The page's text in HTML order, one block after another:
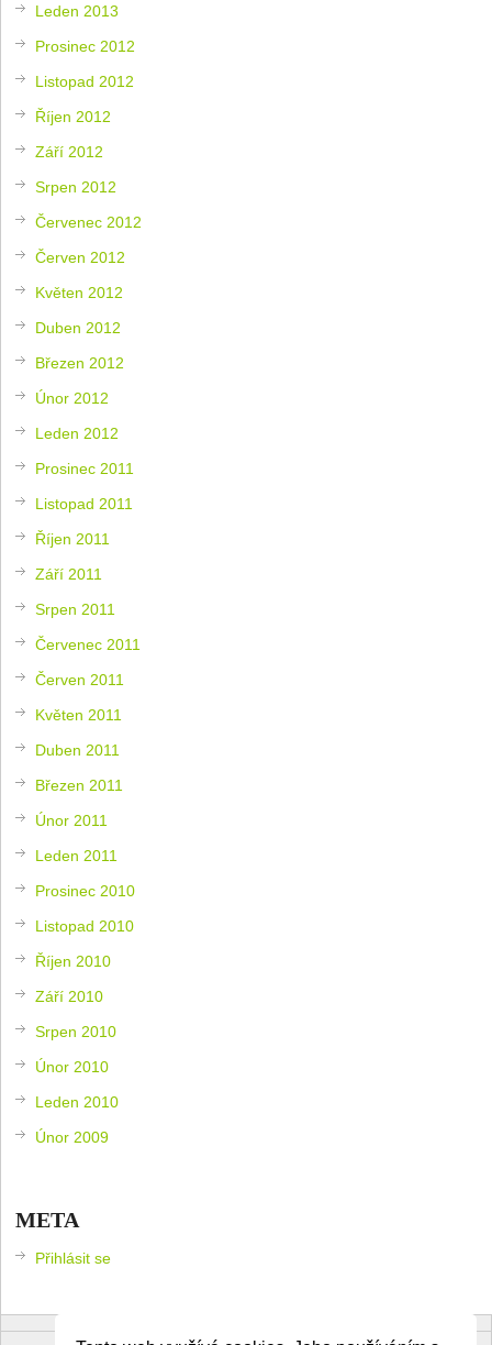
Leden 2013
Prosinec 2012
Listopad 2012
Říjen 2012
Září 2012
Srpen 2012
Červenec 2012
Červen 2012
Květen 2012
Duben 2012
Březen 2012
Únor 2012
Leden 2012
Prosinec 2011
Listopad 2011
Říjen 2011
Září 2011
Srpen 2011
Červenec 2011
Červen 2011
Květen 2011
Duben 2011
Březen 2011
Únor 2011
Leden 2011
Prosinec 2010
Listopad 2010
Říjen 2010
Září 2010
Srpen 2010
Únor 2010
Leden 2010
Únor 2009
META
Přihlásit se